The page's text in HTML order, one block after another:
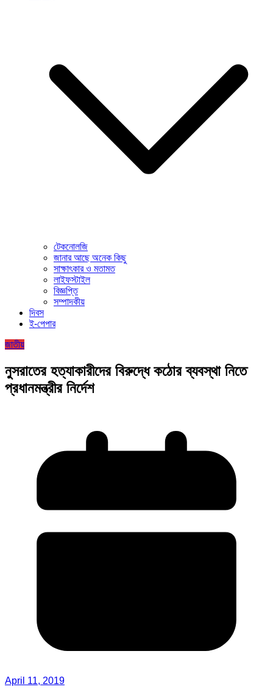
টেকনোলজি
জানার আছে অনেক কিছু
সাক্ষাৎকার ও মতামত
লাইফস্টাইল
বিজ্ঞপ্তি
সম্পাদকীয়
দিবস
ই-পেপার
জাতীয়
নুসরাতের হত্যাকারীদের বিরুদ্ধে কঠোর ব্যবস্থা নিতে
প্রধানমন্ত্রীর নির্দেশ
April 11, 2019